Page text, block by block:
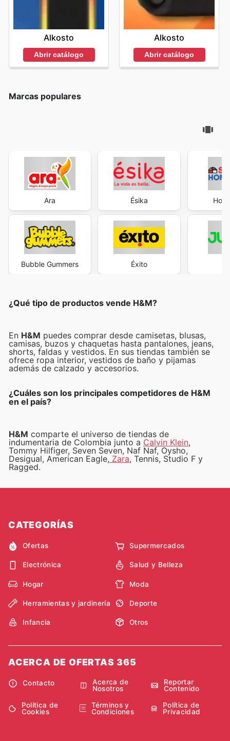
Alkosto
Abrir catálogo
Alkosto
Abrir catálogo
Marcas populares
Ara
Bubble Gummers
Ésika
Éxito
¿Qué tipo de productos vende H&M?
En H&M puedes comprar desde camisetas, blusas,
camisas, buzos y chaquetas hasta pantalones, jeans,
shorts, faldas y vestidos. En sus tiendas también se
ofrece ropa interior, vestidos de baño y pijamas
además de calzado y accesorios.
¿Cuáles son los principales competidores de H&M
en el país?
H&M comparte el universo de tiendas de
indumentaria de Colombia junto a Calvin Klein,
Tommy Hilfiger, Seven Seven, Naf Naf, Oysho,
Desigual, American Eagle, Zara, Tennis, Studio F y
Ragged.
CATEGORÍAS
Ofertas Supermercados
Electrónica Salud y Belleza
Hogar Moda
Herramientas y jardinería Deporte
Infancia Otros
ACERCA DE OFERTAS 365
Contacto
Acerca de
Nosotros
Reportar
Contenido
Política de
Cookies
Términos y
Condiciones
Política de
Privacidad